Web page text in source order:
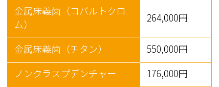
金属床義歯（コバルトクロ
ム）
264,000円
金属床義歯（チタン）
550,000円
ノンクラスプデンチャー
176,000円